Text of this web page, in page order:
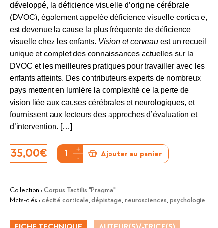
développé, la déficience visuelle d’origine cérébrale
(DVOC), également appelée déficience visuelle corticale,
est devenue la cause la plus fréquente de déficience
visuelle chez les enfants. Vision et cerveau est un recueil
unique et complet des connaissances actuelles sur la
DVOC et les meilleures pratiques pour travailler avec les
enfants atteints. Des contributeurs experts de nombreux
pays mettent en lumière la complexité de la perte de
vision liée aux causes cérébrales et neurologiques, et
fournissent aux lecteurs des approches d’évaluation et
d’intervention. […]
35,00€
quantité
de
et
cerveau
+
-
Ajouter au panier
Collection : Corpus Tactilis "Pragma"
Mots-clés : cécité corticale dépistage neurosciences psychologie